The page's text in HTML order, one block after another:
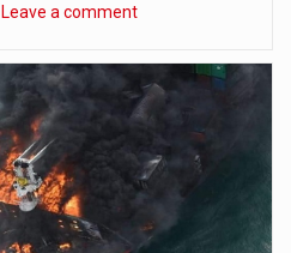
Leave a comment